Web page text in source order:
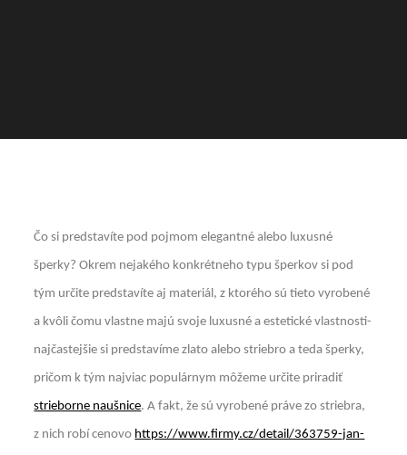
Čo si predstavíte pod pojmom elegantné alebo luxusné
šperky? Okrem nejakého konkrétneho typu šperkov si pod
tým určite predstavíte aj materiál, z ktorého sú tieto vyrobené
a kvôli čomu vlastne majú svoje luxusné a estetické vlastnosti-
najčastejšie si predstavíme zlato alebo striebro a teda šperky,
pričom k tým najviac populárnym môžeme určite priradiť
strieborne naušnice. A fakt, že sú vyrobené práve zo striebra,
z nich robí cenovo https://www.firmy.cz/detail/363759-jan-